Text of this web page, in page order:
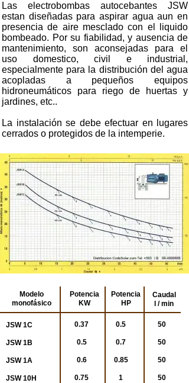
Modelo
monofásico
Potencia
KW
Potencia
HP
Caudal
l / min
JSW 1C
JSW 1B
JSW 1A
JSW 10H
0.37
0.5
0.6
0.75
0.5
0.7
0.85
1
50
50
50
50
Las electrobombas autocebantes JSW
estan diseñadas para aspirar agua aun en
presencia de aire mesclado con el liquido
bombeado. Por su fiabilidad, y ausencia de
mantenimiento, son aconsejadas para el
uso domestico, civil e industrial,
especialmente para la distribución del agua
acopladas a pequeños equipos
hidroneumáticos para riego de huertas y
jardines, etc..
La instalación se debe efectuar en lugares
cerrados o protegidos de la intemperie.